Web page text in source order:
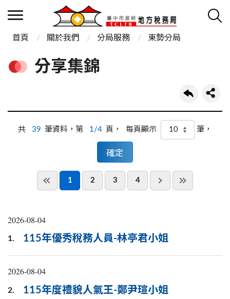
首頁 關於我們 分局服務 東勢分局
分享集錦
共 39 筆資料，第 1/4 頁， 每頁顯示 筆，
1 2 3 4
2026-08-04
1. 115年優秀稅務人員-林亭君小姐
2026-08-04
2. 115年度禮貌人氣王-鄭尹瑄小姐